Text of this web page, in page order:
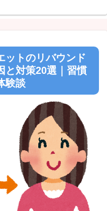
ットのリバウンド
と対策20選｜習慣
験談